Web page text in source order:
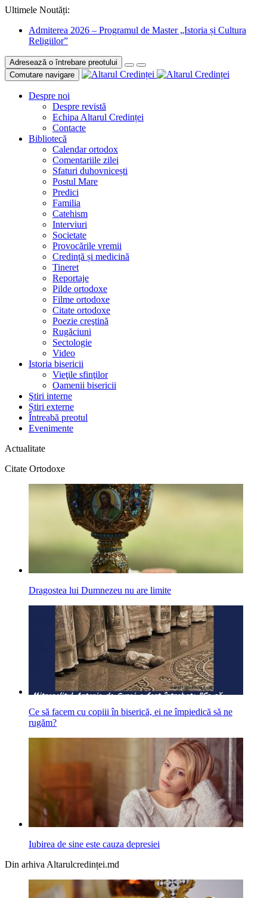
Ultimele Noutăți:
Admiterea 2026 – Programul de Master „Istoria și Cultura
Religiilor”
Adresează o întrebare preotului
Comutare navigare
Despre noi
Despre revistă
Echipa Altarul Credinței
Contacte
Bibliotecă
Calendar ortodox
Comentariile zilei
Sfaturi duhovnicești
Postul Mare
Predici
Familia
Catehism
Interviuri
Societate
Provocările vremii
Credință și medicină
Tineret
Reportaje
Pilde ortodoxe
Filme ortodoxe
Citate ortodoxe
Poezie creştină
Rugăciuni
Sectologie
Video
Istoria bisericii
Vieţile sfinţilor
Oamenii bisericii
Ştiri interne
Știri externe
Întreabă preotul
Evenimente
Actualitate
Citate Ortodoxe
Dragostea lui Dumnezeu nu are limite
Ce să facem cu copiii în biserică, ei ne împiedică să ne
rugăm?
Iubirea de sine este cauza depresiei
Din arhiva Altarulcredinței.md